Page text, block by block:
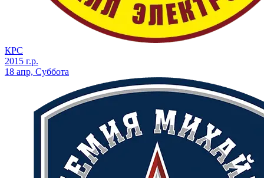
КРС
2015 г.р.
18 апр, Суббота